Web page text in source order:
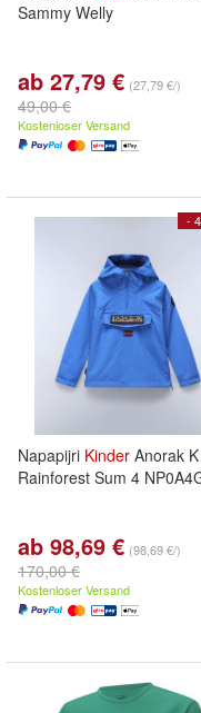
Sammy Welly
ab 27,79 € (27,79 €/)
49,00 €
Kostenloser Versand
-
Napapijri Kinder Anorak K
Rainforest Sum 4
ab 98,69 € (98,69 €/)
170,00 €
Kostenloser Versand